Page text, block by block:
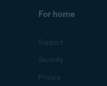
For home
Support
Security
Privacy